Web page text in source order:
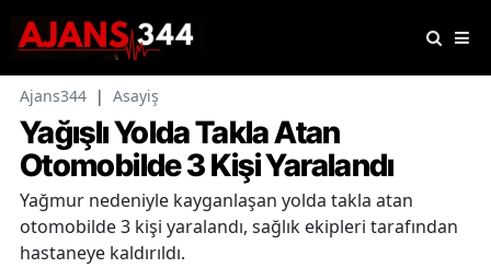
Ajans344 | Asayiş
Yağışlı Yolda Takla Atan
Otomobilde 3 Kişi Yaralandı
Yağmur nedeniyle kayganlaşan yolda takla atan
otomobilde 3 kişi yaralandı, sağlık ekipleri tarafından
hastaneye kaldırıldı.